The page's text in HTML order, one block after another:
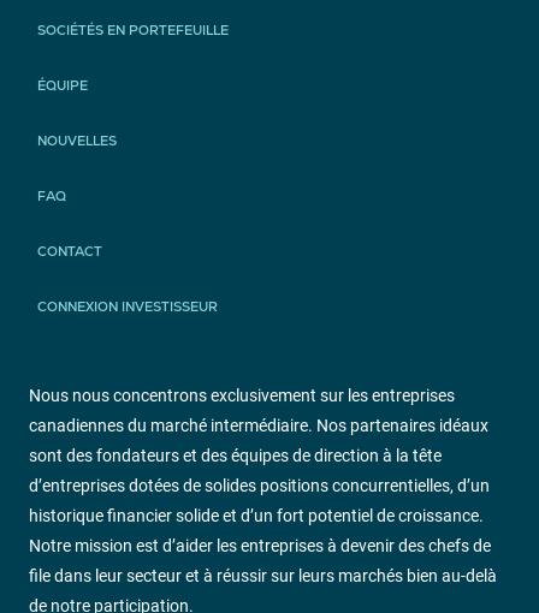
SOCIÉTÉS EN PORTEFEUILLE
ÉQUIPE
NOUVELLES
FAQ
CONTACT
CONNEXION INVESTISSEUR
Nous nous concentrons exclusivement sur les entreprises
canadiennes du marché intermédiaire. Nos partenaires idéaux
sont des fondateurs et des équipes de direction à la tête
d’entreprises dotées de solides positions concurrentielles, d’un
historique financier solide et d’un fort potentiel de croissance.
Notre mission est d’aider les entreprises à devenir des chefs de
file dans leur secteur et à réussir sur leurs marchés bien au-delà
de notre participation.